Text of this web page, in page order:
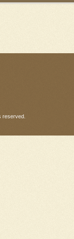
reserved.